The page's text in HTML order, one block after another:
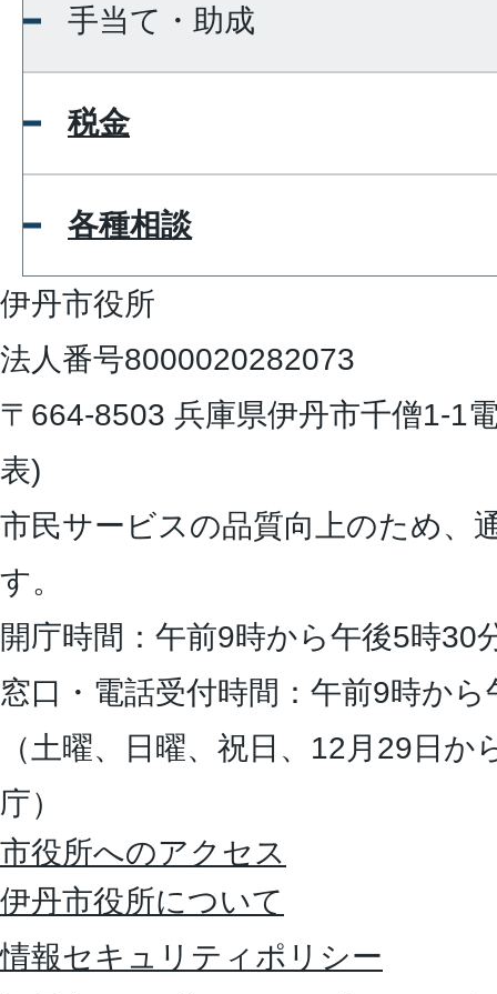
手当て・助成
税金
各種相談
伊丹市役所
法人番号8000020282073
〒664-8503 兵庫県伊丹市千僧1-1
表)
市民サービスの品質向上のため、
す。
開庁時間：午前9時から午後5時30
窓口・電話受付時間：午前9時か
（土曜、日曜、祝日、12月29日
庁）
市役所へのアクセス
伊丹市役所について
情報セキュリティポリシー